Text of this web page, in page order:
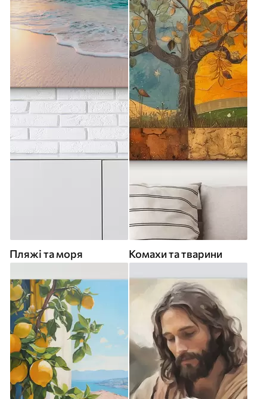
Пляжі та моря Комахи та тварини